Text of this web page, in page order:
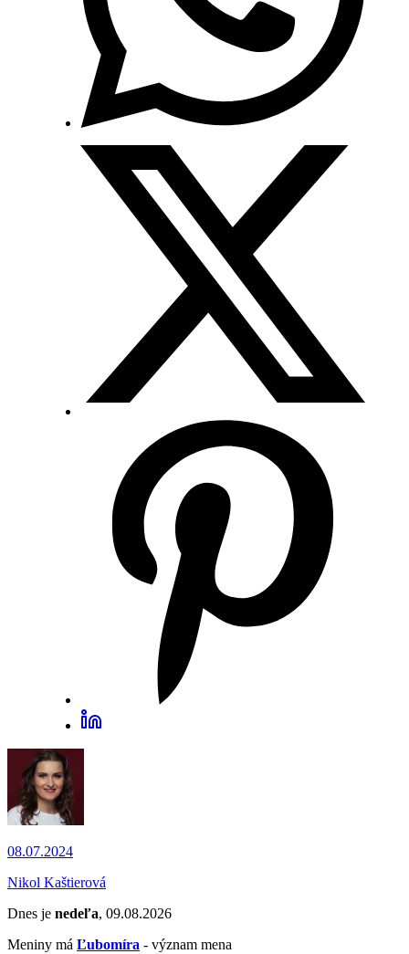
08.07.2024
Nikol Kaštierová
Dnes je nedeľa, 09.08.2026
Meniny má Ľubomíra - význam mena